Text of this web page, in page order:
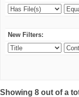
New Filters:
Showing 8 out of a